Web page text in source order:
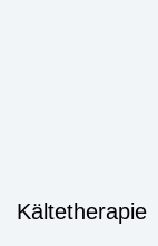
Kältetherapie